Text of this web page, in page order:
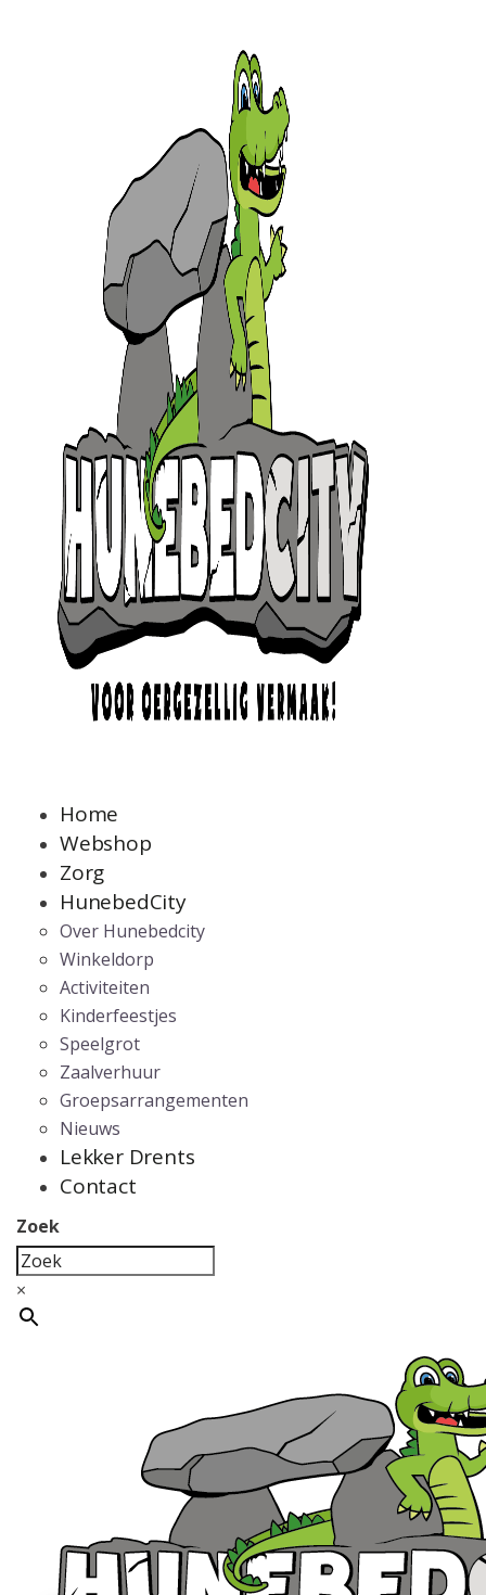
Home
Webshop
Zorg
HunebedCity
Over Hunebedcity
Winkeldorp
Activiteiten
Kinderfeestjes
Speelgrot
Zaalverhuur
Groepsarrangementen
Nieuws
Lekker Drents
Contact
Zoek
×